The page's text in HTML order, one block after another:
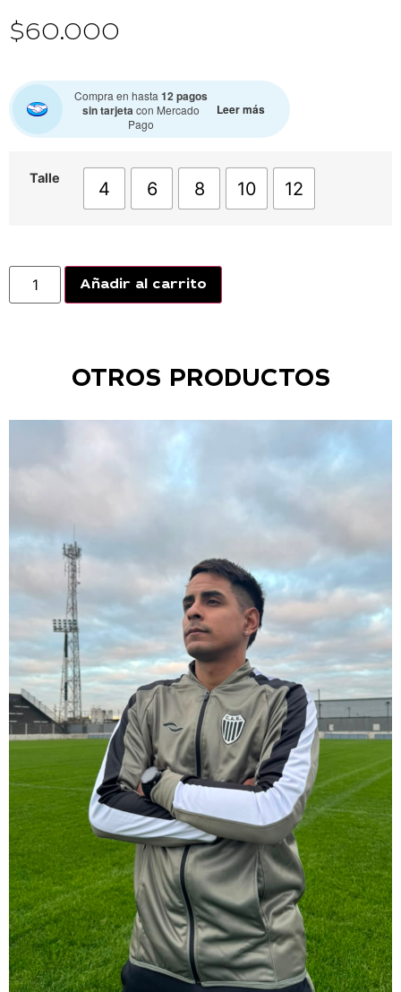
$60.000
Compra en hasta12 pagos
sin tarjeta con Mercado
Pago
Leer más
Talle 4 6 8 10 12
Añadir al carrito
OTROS PRODUCTOS